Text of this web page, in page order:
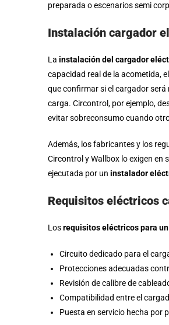
preparada o escenarios semi
Instalación cargador
La instalación del cargador
capacidad real de la acometida,
que confirmar si el cargador
carga. Circontrol, por ejemplo,
evitar sobreconsumo cuando
Además, los fabricantes y los
Circontrol y Wallbox lo exigen en
ejecutada por un instalador
Requisitos eléctricos
Losrequisitos eléctricos para un
Circuito dedicado para el
Protecciones adecuadas
Revisión de calibre de
Compatibilidad entre el
Puesta en servicio hecha por